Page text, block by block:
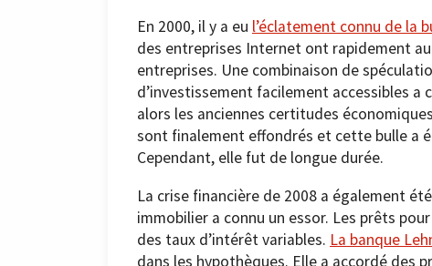
En 2000, il y a eu l’éclatement connu de la
des entreprises Internet ont rapidement
entreprises. Une combinaison de
d’investissement facilement accessibles a
alors les anciennes certitudes
sont finalement effondrés et cette bulle a
Cependant, elle fut de longue durée.
La crise financière de 2008 a également
immobilier a connu un essor. Les prêts
des taux d’intérêt variables. La banque
dans les hypothèques. Elle a accordé des